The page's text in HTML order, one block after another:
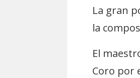
La gran
la
El
Coro por